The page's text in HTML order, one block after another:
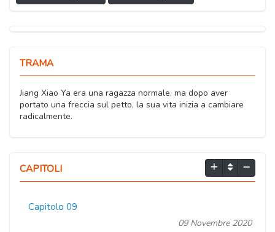
TRAMA
Jiang Xiao Ya era una ragazza normale, ma dopo aver
portato una freccia sul petto, la sua vita inizia a cambiare
radicalmente.
CAPITOLI
Capitolo 09
09 Novembre 2020